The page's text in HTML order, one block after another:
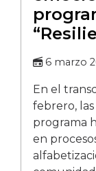
6 marzo
En el
febrero, las
programa
en